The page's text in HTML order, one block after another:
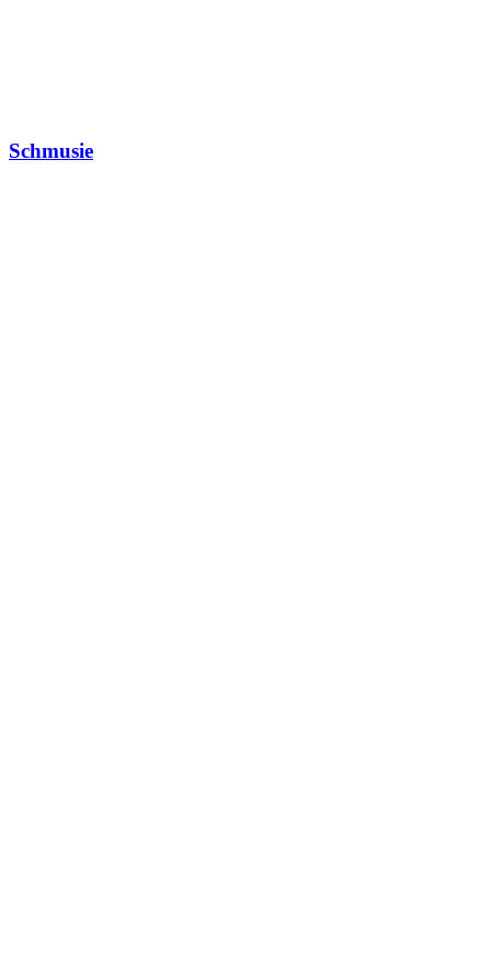
Schmusie